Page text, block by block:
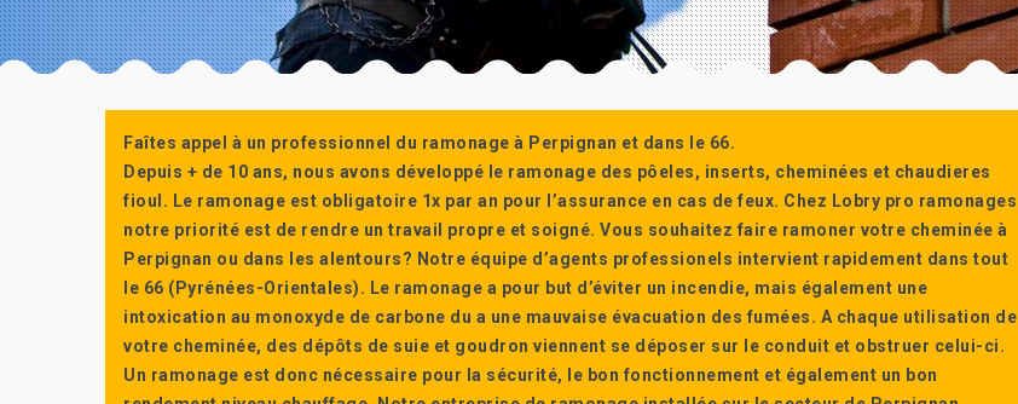
Faîtes appel à un professionnel du ramonage à Perpignan et dans le 66.
Depuis + de 10 ans, nous avons développé le ramonage des pôeles, inserts, cheminées et chaudieres
fioul. Le ramonage est obligatoire 1x par an pour l’assurance en cas de feux. Chez Lobry pro ramonages
notre priorité est de rendre un travail propre et soigné. Vous souhaitez faire ramoner votre cheminée à
Perpignan ou dans les alentours? Notre équipe d’agents professionels intervient rapidement dans tout
le 66 (Pyrénées-Orientales). Le ramonage a pour but d’éviter un incendie, mais également une
intoxication au monoxyde de carbone du a une mauvaise évacuation des fumées. A chaque utilisation de
votre cheminée, des dépôts de suie et goudron viennent se déposer sur le conduit et obstruer celui-ci.
Un ramonage est donc nécessaire pour la sécurité, le bon fonctionnement et également un bon